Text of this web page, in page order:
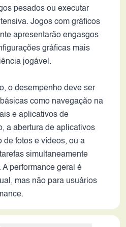
pesados ou executar
Jogos com gráficos
apresentarão engasgos
gráficas mais
jogável.
o desempenho deve ser
como navegação na
e aplicativos de
a abertura de aplicativos
de fotos e vídeos, ou a
simultaneamente
performance geral é
mas não para usuários